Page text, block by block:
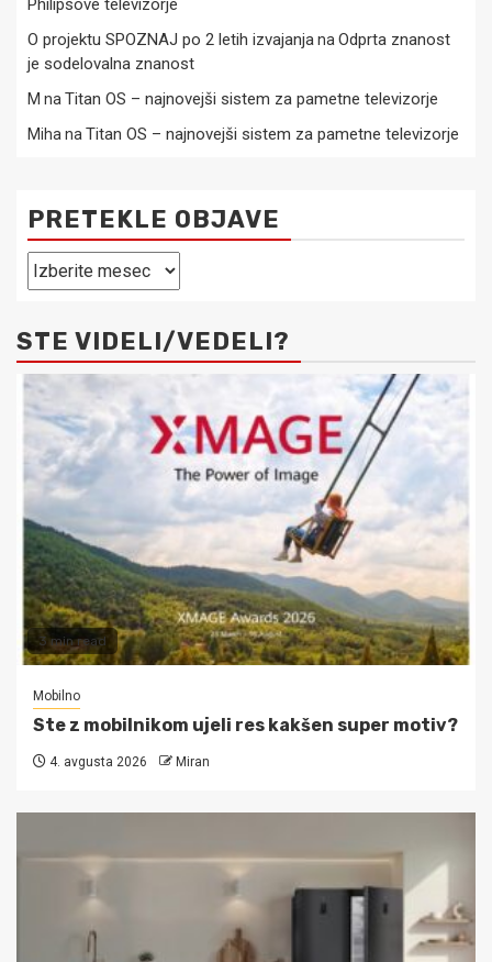
Philipsove televizorje
O projektu SPOZNAJ po 2 letih izvajanjana Odprta znanost
je sodelovalna znanost
M na Titan OS – najnovejši sistem za pametne televizorje
Miha na Titan OS – najnovejši sistem za pametne televizorje
PRETEKLE OBJAVE
Pretekle
objave
STE VIDELI/VEDELI?
3 min read
Mobilno
Ste z mobilnikom ujeli res kakšen super motiv?
4. avgusta 2026 Miran